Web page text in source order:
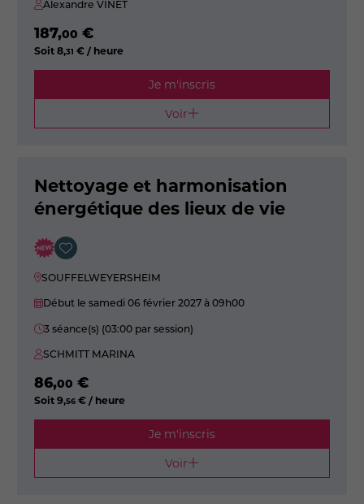
Alexandre VINET
187,00 €
Soit8,31 € / heure
Je m'inscris
Voir
Nettoyage et harmonisation
énergétique des lieux de vie
SOUFFELWEYERSHEIM
Début le samedi 06 février 2027à 09h00
3 séance(s) (03:00 par session)
SCHMITT MARINA
86,00 €
Soit9,56 € / heure
Je m'inscris
Voir